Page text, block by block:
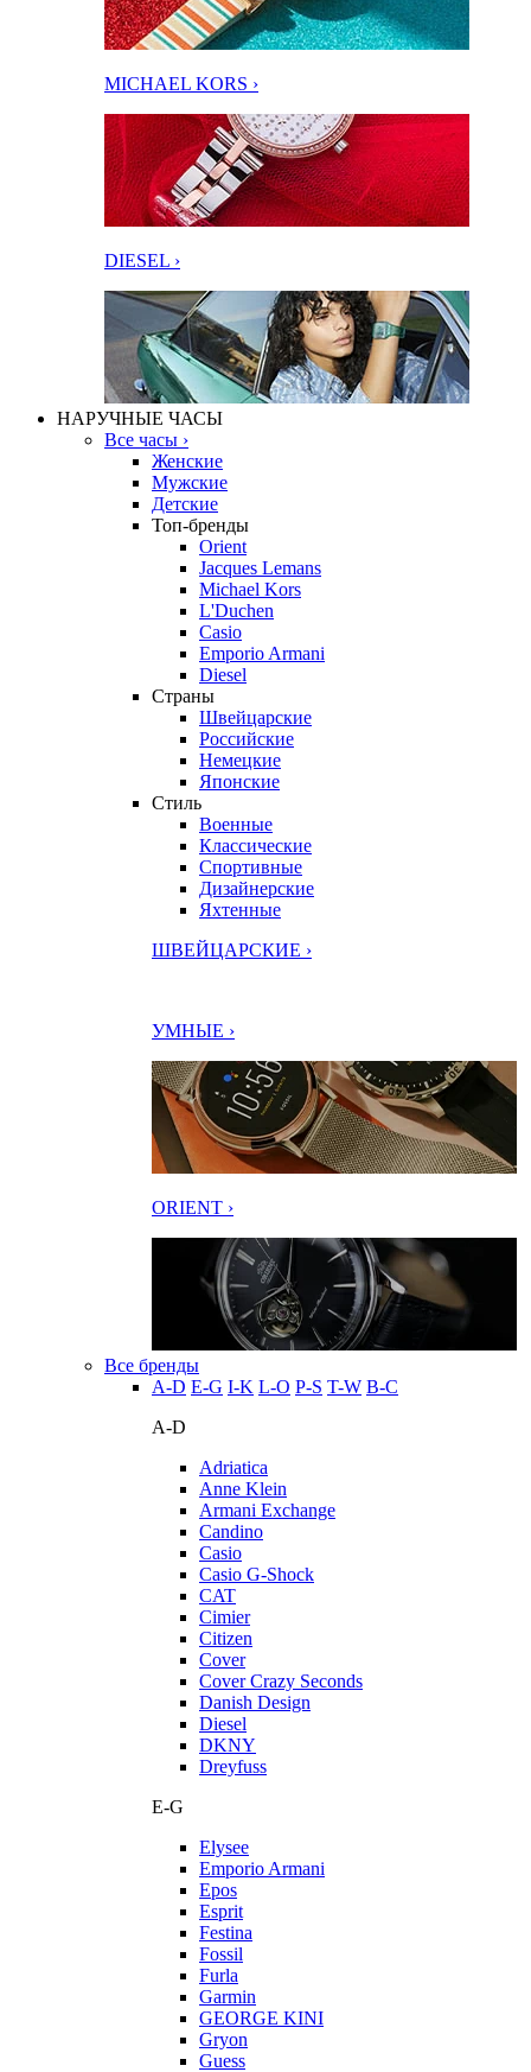
MICHAEL KORS ›
DIESEL ›
НАРУЧНЫЕ ЧАСЫ
Все часы ›
Женские
Мужские
Детские
Топ-бренды
Orient
Jacques Lemans
Michael Kors
L'Duchen
Casio
Emporio Armani
Diesel
Страны
Швейцарские
Российские
Немецкие
Японские
Стиль
Военные
Классические
Спортивные
Дизайнерские
Яхтенные
ШВЕЙЦАРСКИЕ ›
УМНЫЕ ›
ORIENT ›
Все бренды
A-D E-G I-K L-O P-S T-W В-С
A-D
Adriatica
Anne Klein
Armani Exchange
Candino
Casio
Casio G-Shock
CAT
Cimier
Citizen
Cover
Cover Crazy Seconds
Danish Design
Diesel
DKNY
Dreyfuss
E-G
Elysee
Emporio Armani
Epos
Esprit
Festina
Fossil
Furla
Garmin
GEORGE KINI
Gryon
Guess